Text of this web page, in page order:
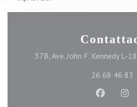
37B, Ave. John F. Kennedy L-
26 68 46 83